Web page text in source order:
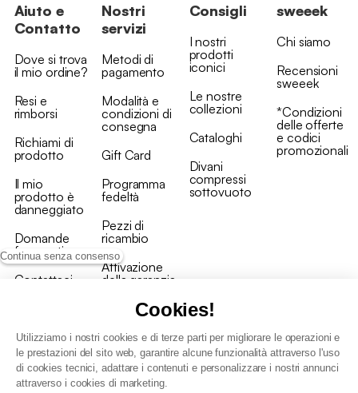
Continua senza consenso
Cookies!
Utilizziamo i nostri cookies e di terze parti per migliorare le operazioni e
le prestazioni del sito web, garantire alcune funzionalità attraverso l'uso
di cookies tecnici, adattare i contenuti e personalizzare i nostri annunci
attraverso i cookies di marketing.
Aiuto e
Contatto
Dove si trova
il mio ordine?
Resi e
rimborsi
Richiami di
prodotto
Il mio
prodotto è
danneggiato
Domande
frequenti
Contattaci
Nostri
servizi
Metodi di
pagamento
Modalità e
condizioni di
consegna
Gift Card
Programma
fedeltà
Pezzi di
ricambio
Attivazione
della garanzia
Consigli
I nostri
prodotti
iconici
Le nostre
collezioni
Cataloghi
Divani
compressi
sottovuoto
sweeek
Chi siamo
Recensioni
sweeek
*Condizioni
delle offerte
e codici
promozionali
Condizioni generali vendita